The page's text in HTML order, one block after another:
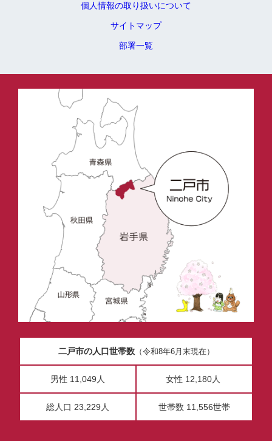
個人情報の取り扱いについて
サイトマップ
部署一覧
二戸市の人口世帯数（令和8年6月末現在）
男性 11,049人 女性 12,180人
総人口 23,229人 世帯数 11,556世帯